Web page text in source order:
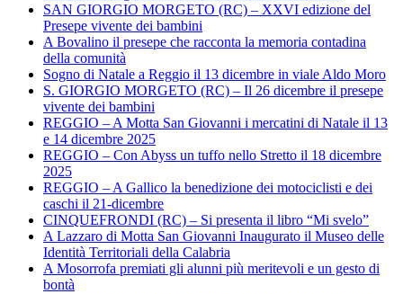
SAN GIORGIO MORGETO (RC) – XXVI edizione del
Presepe vivente dei bambini
A Bovalino il presepe che racconta la memoria contadina
della comunità
Sogno di Natale a Reggio il 13 dicembre in viale Aldo Moro
S. GIORGIO MORGETO (RC) – Il 26 dicembre il presepe
vivente dei bambini
REGGIO – A Motta San Giovanni i mercatini di Natale il 13
e 14 dicembre 2025
REGGIO – Con Abyss un tuffo nello Stretto il 18 dicembre
2025
REGGIO – A Gallico la benedizione dei motociclisti e dei
caschi il 21-dicembre
CINQUEFRONDI (RC) – Si presenta il libro “Mi svelo”
A Lazzaro di Motta San Giovanni Inaugurato il Museo delle
Identità Territoriali della Calabria
A Mosorrofa premiati gli alunni più meritevoli e un gesto di
bontà